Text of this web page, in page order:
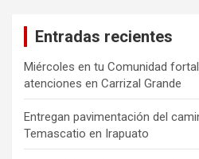
Entradas recientes
Miércoles en tu Comunidad
atenciones en Carrizal Grande
Entregan pavimentación del
Temascatio en Irapuato